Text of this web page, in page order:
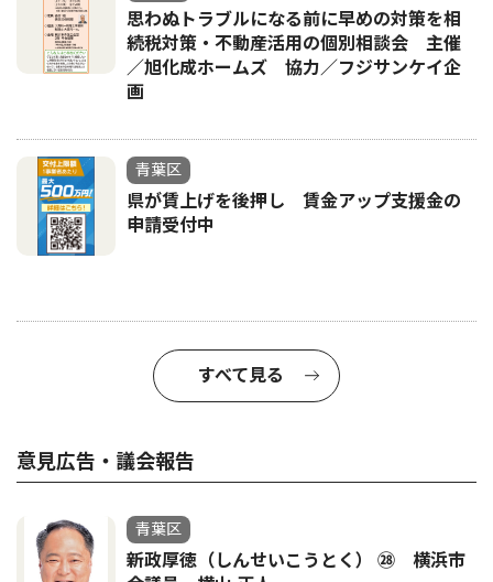
思わぬトラブルになる前に早めの対策を相
続税対策・不動産活用の個別相談会 主催
／旭化成ホームズ 協力／フジサンケイ企
画
青葉区
県が賃上げを後押し 賃金アップ支援金の
申請受付中
すべて見る
意見広告・議会報告
青葉区
新政厚徳（しんせいこうとく） ㉘ 横浜市